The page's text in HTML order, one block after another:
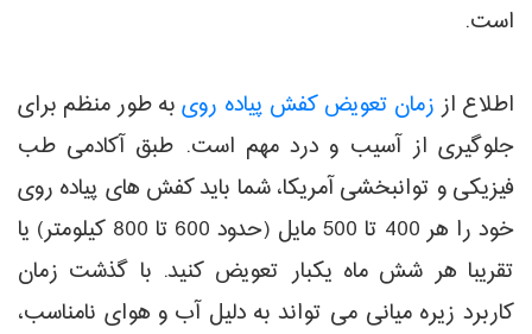
است.
اطلاع از زمان تعویض کفش پیاده رویبه طور منظم برای
جلوگیری از آسیب و درد مهم است. طبق آکادمی طب
فیزیکی و توانبخشی آمریکا، شما باید کفش های پیاده روی
خود را هر 400 تا 500 مایل (حدود 600 تا 800 کیلومتر) یا
تقریبا هر شش ماه یکبار تعویض کنید. با گذشت زمان
کاربرد زیره میانی می تواند به دلیل آب و هوای نامناسب،